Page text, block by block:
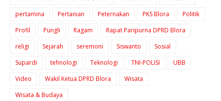
pertamina
Pertanian Peternakan PKS Blora
Politik
Profil
Pungli Ragam
Rapat Paripurna DPRD Blora
religi
Sejarah seremoni Siswanto
Sosial
Supardi
tehnologi Teknologi TNI-POLISI
UBB
Video
Wakil Ketua DPRD Blora
Wisata
Wisata & Budaya